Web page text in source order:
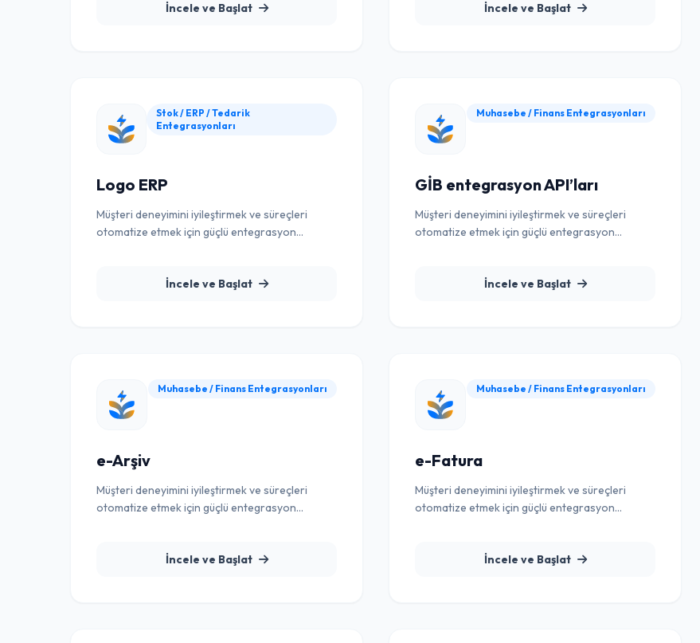
İncele ve Başlat İncele ve Başlat
Stok / ERP / Tedarik
Entegrasyonları
Logo ERP
Müşteri deneyimini iyileştirmek ve süreçleri
otomatize etmek için güçlü entegrasyon
İncele ve Başlat
Muhasebe / Finans Entegrasyonları
GİB entegrasyon API’ları
Müşteri deneyimini iyileştirmek ve süreçleri
otomatize etmek için güçlü entegrasyon
İncele ve Başlat
Muhasebe / Finans Entegrasyonları
e-Arşiv
Müşteri deneyimini iyileştirmek ve süreçleri
otomatize etmek için güçlü entegrasyon
İncele ve Başlat
Muhasebe / Finans Entegrasyonları
e-Fatura
Müşteri deneyimini iyileştirmek ve süreçleri
otomatize etmek için güçlü entegrasyon
İncele ve Başlat